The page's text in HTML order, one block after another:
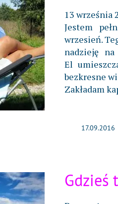
13 września
Jestem
wrzesień.
nadzieję
El
bezkresne
Zakładam
17.09.2016
Gdzieś